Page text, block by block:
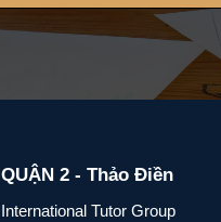
QUẬN 2 - Thảo Điền
International Tutor Group